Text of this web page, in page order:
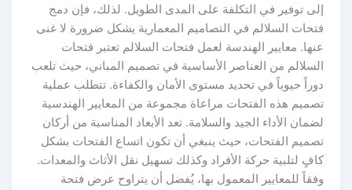
توفير في التكلفة على المدى الطويل. لذلك، فإن دمج
السلالم في التصاميم المعمارية يشكل ضرورة لا غنى
معايير الهندسة لعمل فتحات السلالم تعتبر فتحات
من العناصر الأساسية في تصميم المباني، حيث تلعب
حيوياً في تحديد مستوى الأمان والكفاءة. تتطلب عملية
هذه الفتحات مراعاة مجموعة من المعايير الهندسية
الأداء الجيد والسلامة. تعد الأبعاد المناسبة من أركان
الفتحات، حيث ينبغي أن تكون اتساع الفتحات بشكل
لتلبية حركة الأفراد وكذلك تسهيل نقل الأثاث والمعدات.
للمعايير المعمول بها، يُفضل أن يتراوح عرض فتحة